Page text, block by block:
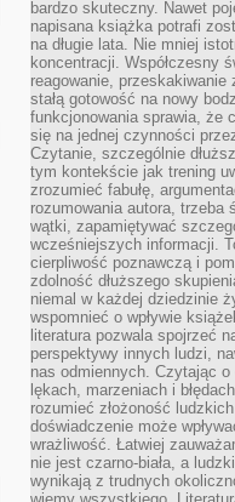
bardzo skuteczny. Nawet
napisana książka potrafi
na długie lata. Nie mniej
koncentracji. Współczesny
reagowanie, przeskakiwanie
stałą gotowość na nowy
funkcjonowania sprawia, że
się na jednej czynności
Czytanie, szczególnie
tym kontekście jak trening
zrozumieć fabułę,
rozumowania autora, trzeba
wątki, zapamiętywać
wcześniejszych informacji.
cierpliwość poznawczą i
zdolność dłuższego
niemal w każdej dziedzinie
wspomnieć o wpływie
literatura pozwala spojrzeć
perspektywy innych ludzi,
nas odmiennych. Czytając
lękach, marzeniach i
rozumieć złożoność
doświadczenie może
wrażliwość. Łatwiej
nie jest czarno-biała, a
wynikają z trudnych